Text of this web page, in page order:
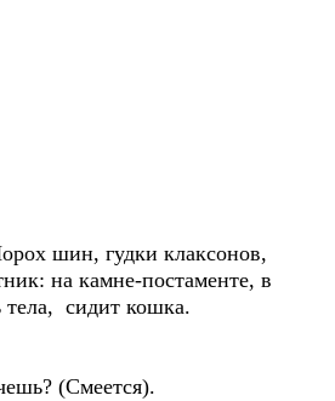
шин, гудки клаксонов,
на камне-постаменте, в
тела, сидит кошка.
(Смеется).